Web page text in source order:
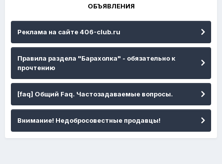
ОБЪЯВЛЕНИЯ
Реклама на сайте 406-club.ru
Правила раздела "Барахолка" - обязательно к
прочтению
[faq] Общий Faq. Частозадаваемые вопросы.
Внимание! Недобросовестные продавцы!